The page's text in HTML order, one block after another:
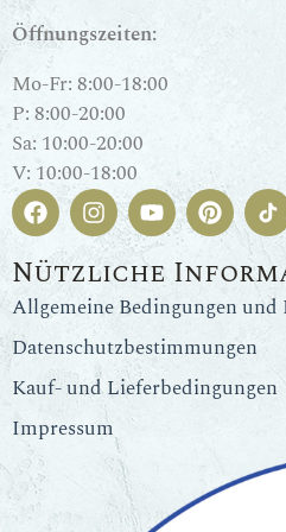
Öffnungszeiten:
Mo-Fr: 8:00-18:00
P: 8:00-20:00
Sa: 10:00-20:00
V: 10:00-18:00
Nützliche
Allgemeine Bedingungen
Datenschutzbestimmungen
Kauf- und Lieferbedingungen
Impressum